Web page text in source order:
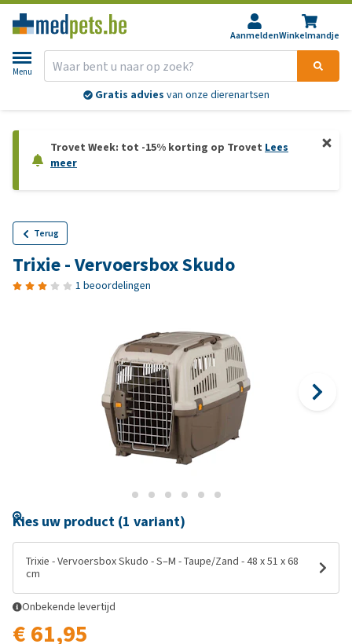
AanmeldenWinkelmandje
Menu
Gratis advies van onze dierenartsen
Trovet Week: tot -15% korting op Trovet Lees
meer
Terug
Trixie - Vervoersbox Skudo
1 beoordelingen
Kies uw product (1 variant)
Trixie - Vervoersbox Skudo - S–M - Taupe/Zand - 48 x 51 x 68
cm
Onbekende levertijd
€ 61,95